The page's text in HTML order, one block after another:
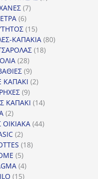
77
66
προϊόντα
1515
προϊόντα
ΚΑΠΑΚΙΑ 8080
1818
2828
προϊόντα
99
προϊόντα
ΚΑΠΑΚΙ 22
99
προϊόντα
ΚΑΠΑΚΙ 1414
22
προϊόντα
4444
22
προϊόντα
1818
55
προϊόντα
44
προϊόντα
1515